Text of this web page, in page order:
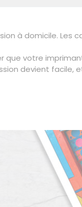
à domicile. Les
que votre
devient